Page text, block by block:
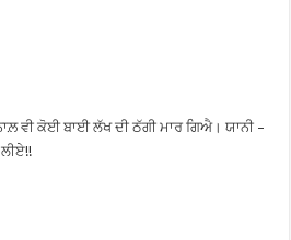
ਵੀ ਕੋਈ ਬਾਈ ਲੱਖ ਦੀ ਠੱਗੀ ਮਾਰ ਗਿਐ। ਯਾਨੀ –